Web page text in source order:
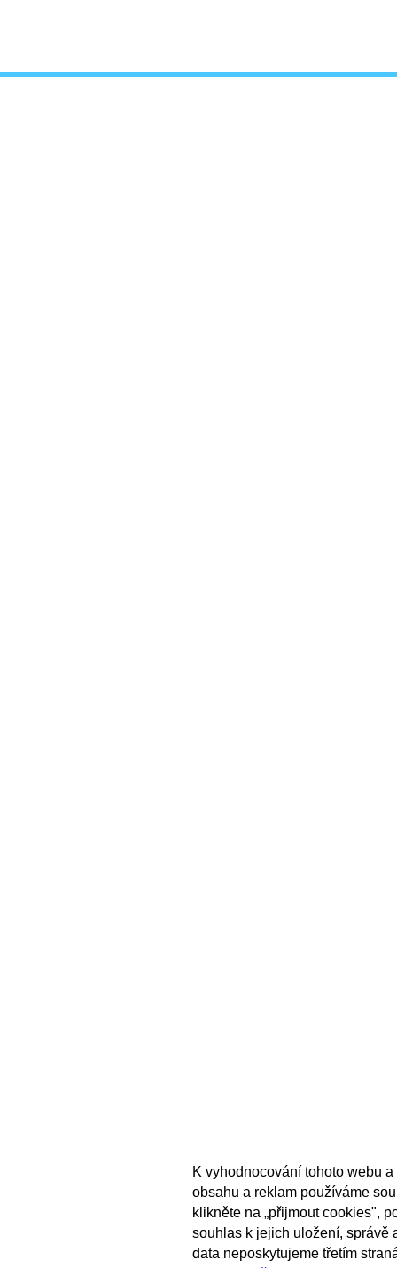
K vyhodnocování tohoto webu
obsahu a reklam používáme
klikněte na „přijmout cookies",
souhlas k jejich uložení, správě
data neposkytujeme třetím